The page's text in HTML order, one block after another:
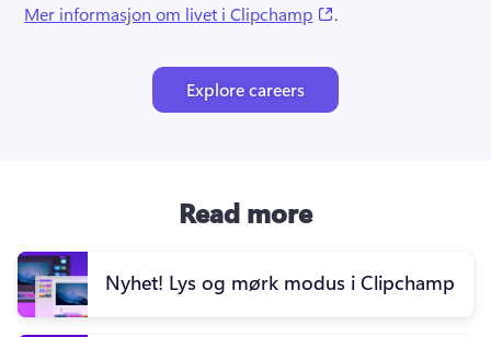
Mer informasjon om livet i Clipchamp
.
Explore careers
Read more
Nyhet! Lys og mørk modus i Clipchamp